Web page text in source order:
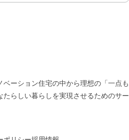
ーション住宅の中から理想の「一点も
たらしい暮らしを実現させるためのサー